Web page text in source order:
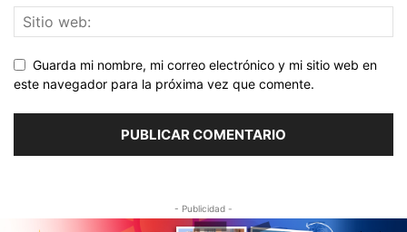
Guarda mi nombre, mi correo electrónico y mi sitio web en
este navegador para la próxima vez que comente.
- Publicidad -